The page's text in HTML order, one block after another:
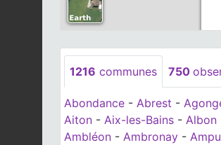
1216 communes 750
Abondance - Abrest -
Aiton - Aix-les-Bains - Albon
Ambléon - Ambronay -